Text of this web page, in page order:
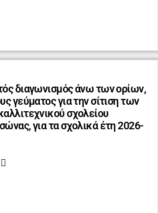
διαγωνισμός άνω των ορίων,
γεύματος για την σίτιση των
σχολείου
για τα σχολικά έτη 2026-